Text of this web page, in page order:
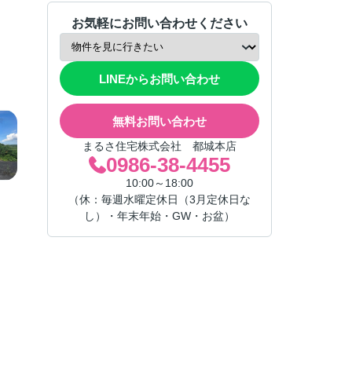
お気軽にお問い合わせください
LINEからお問い合わせ
無料お問い合わせ
まるさ住宅株式会社 都城本店
0986-38-4455
10:00～18:00
（休：毎週水曜定休日（3月定休日な
し）・年末年始・GW・お盆）